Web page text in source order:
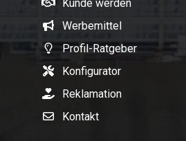
Kunde werden
Werbemittel
Profil-Ratgeber
Konfigurator
Reklamation
Kontakt